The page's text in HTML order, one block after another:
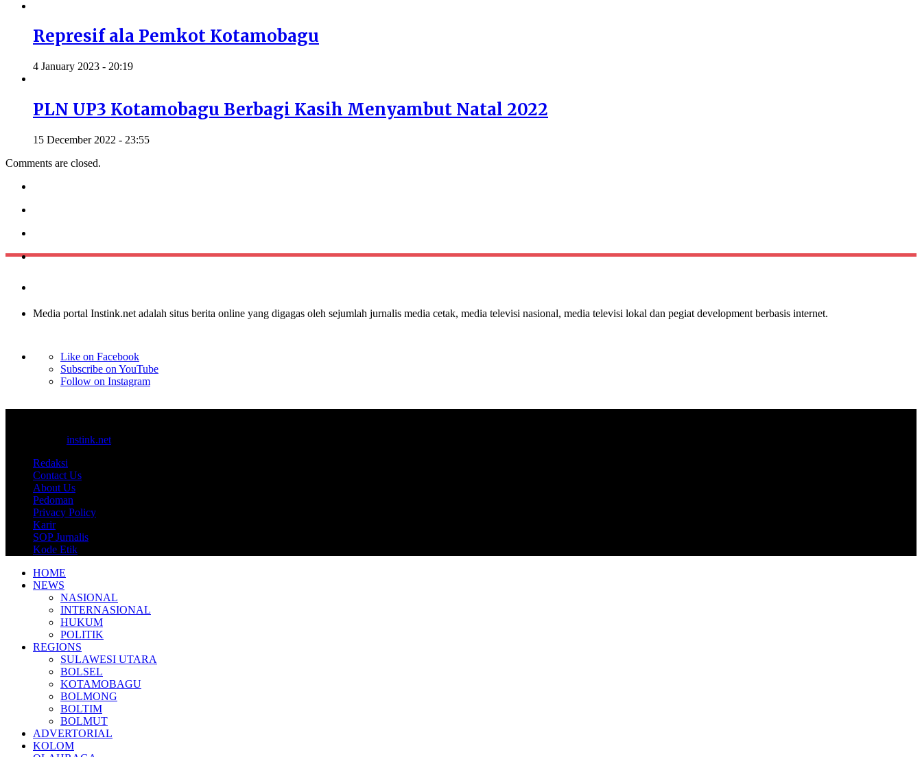
Represif ala Pemkot Kotamobagu
4 January 2023 - 20:19
PLN UP3 Kotamobagu Berbagi Kasih Menyambut Natal 2022
15 December 2022 - 23:55
Comments are closed.
Media portal Instink.net adalah situs berita online yang digagas oleh sejumlah jurnalis media cetak, media televisi nasional, media televisi lokal dan pegiat development berbasis internet.
Like on Facebook
Subscribe on YouTube
Follow on Instagram
instink.net
Redaksi
Contact Us
About Us
Pedoman
Privacy Policy
Karir
SOP Jurnalis
Kode Etik
HOME
NEWS
NASIONAL
INTERNASIONAL
HUKUM
POLITIK
REGIONS
SULAWESI UTARA
BOLSEL
KOTAMOBAGU
BOLMONG
BOLTIM
BOLMUT
ADVERTORIAL
KOLOM